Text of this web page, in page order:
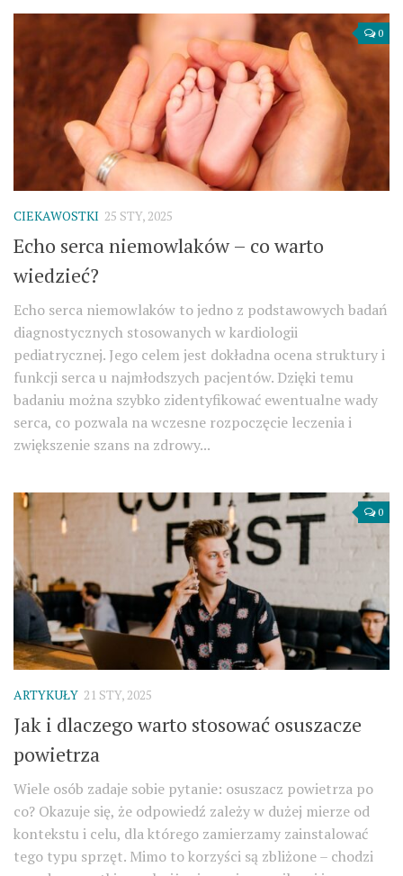
0
CIEKAWOSTKI 25 STY, 2025
Echo serca niemowlaków – co warto
wiedzieć?
Echo serca niemowlaków to jedno z podstawowych badań
diagnostycznych stosowanych w kardiologii
pediatrycznej. Jego celem jest dokładna ocena struktury i
funkcji serca u najmłodszych pacjentów. Dzięki temu
badaniu można szybko zidentyfikować ewentualne wady
serca, co pozwala na wczesne rozpoczęcie leczenia i
zwiększenie szans na zdrowy...
0
ARTYKUŁY 21 STY, 2025
Jak i dlaczego warto stosować osuszacze
powietrza
Wiele osób zadaje sobie pytanie: osuszacz powietrza po
co? Okazuje się, że odpowiedź zależy w dużej mierze od
kontekstu i celu, dla którego zamierzamy zainstalować
tego typu sprzęt. Mimo to korzyści są zbliżone – chodzi